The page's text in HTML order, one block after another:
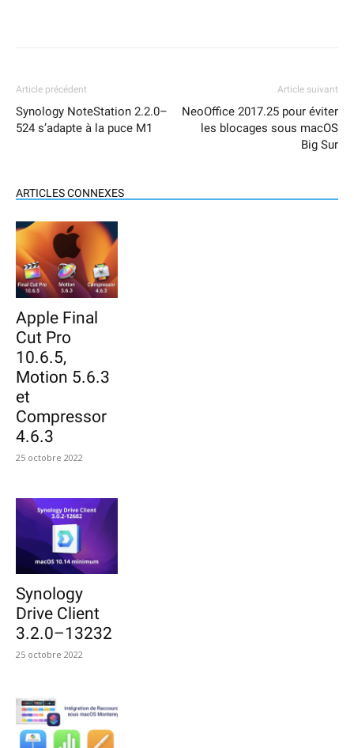
Article précédent
Synology NoteStation 2.2.0–
524 s’adapte à la puce M1
Article suivant
NeoOffice 2017.25 pour éviter
les blocages sous macOS
Big Sur
ARTICLES CONNEXES
Apple Final
Cut Pro
10.6.5,
Motion 5.6.3
et
Compressor
4.6.3
25 octobre 2022
Synology
Drive Client
3.2.0–13232
25 octobre 2022